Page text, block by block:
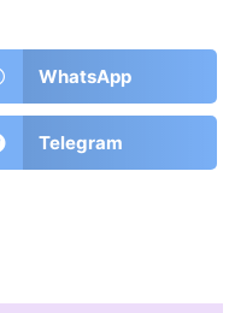
WhatsApp
Telegram